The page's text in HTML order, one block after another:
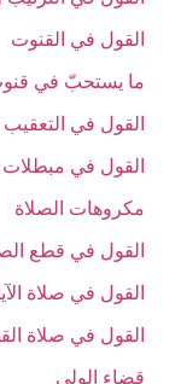
القول في القنوت‏
ما يستحبّ في
القول في التعقيب‏
القول في مبطلات
مكروهات الصلاة
القول في قطع
القول في صلاة
القول في صلاة
قضاء الولي‏